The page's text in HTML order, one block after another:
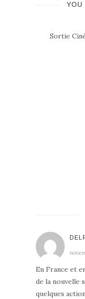
YOU
En France et
de la nouvelle
quelques